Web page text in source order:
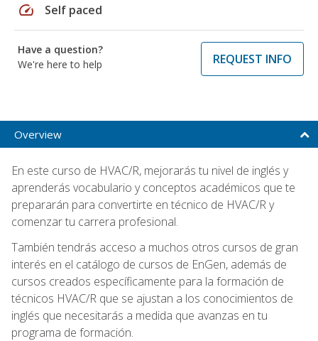
speed Self paced
Have a question?
We're here to help
REQUEST INFO
Overview
En este curso de HVAC/R, mejorarás tu nivel de inglés y
aprenderás vocabulario y conceptos académicos que te
prepararán para convertirte en técnico de HVAC/R y
comenzar tu carrera profesional.
También tendrás acceso a muchos otros cursos de gran
interés en el catálogo de cursos de EnGen, además de
cursos creados específicamente para la formación de
técnicos HVAC/R que se ajustan a los conocimientos de
inglés que necesitarás a medida que avanzas en tu
programa de formación.